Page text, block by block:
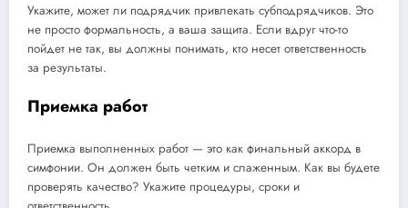
Укажите, может ли подрядчик привлекать субподрядчиков. Это
не просто формальность, а ваша защита. Если вдруг что-то
пойдет не так, вы должны понимать, кто несет ответственность
за результаты.
Приемка работ
Приемка выполненных работ — это как финальный аккорд в
симфонии. Он должен быть четким и слаженным. Как вы будете
проверять качество? Укажите процедуры, сроки и